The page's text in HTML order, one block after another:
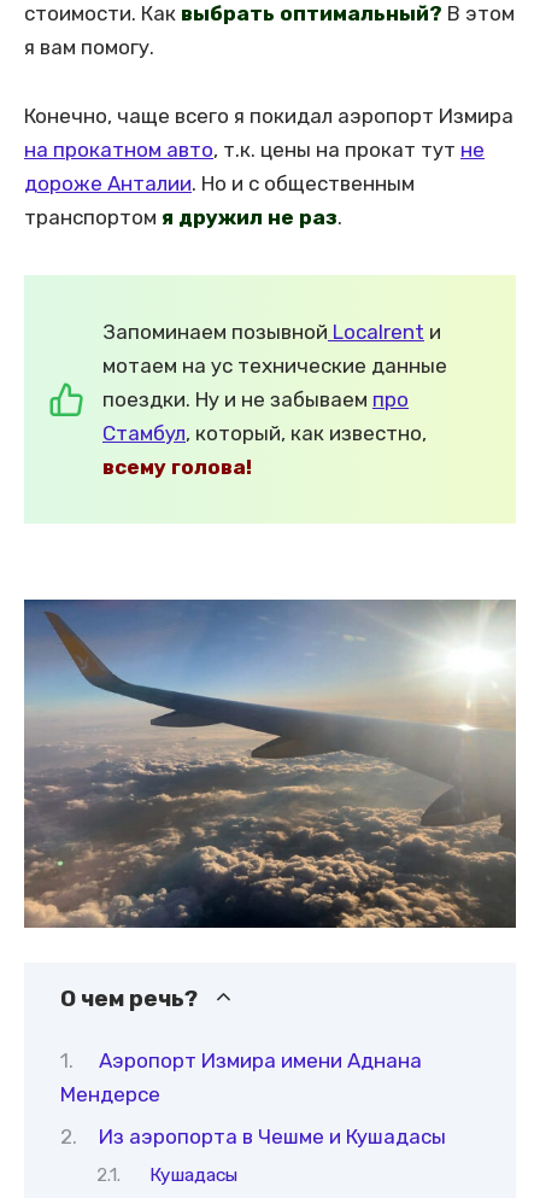
стоимости. Как выбрать оптимальный? В этом
я вам помогу.
Конечно, чаще всего я покидал аэропорт Измира
на прокатном авто, т.к. цены на прокат тут не
дороже Анталии. Но и с общественным
транспортом я дружил не раз.
Запоминаем позывной Localrent и
мотаем на ус технические данные
поездки. Ну и не забываем про
Стамбул, который, как известно,
всему голова!
О чем речь?
Аэропорт Измира имени Аднана
Мендерсе
Из аэропорта в Чешме и Кушадасы
Кушадасы